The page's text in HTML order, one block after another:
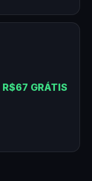
R$67 GRÁTIS